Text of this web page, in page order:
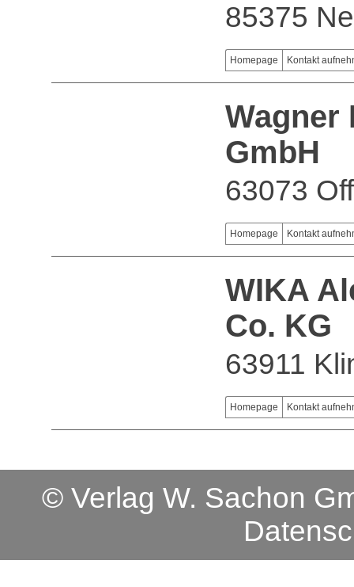
85375
Homepage Kontakt
Wagner
GmbH
63073
Homepage Kontakt
WIKA
Co. KG
63911
Homepage Kontakt
© Verlag W. Sachon